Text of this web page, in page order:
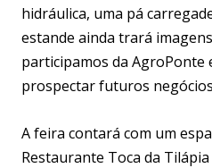
hidráulica, uma pá
estande ainda trará
participamos da AgroPonte
prospectar futuros
A feira contará com um
Restaurante Toca da